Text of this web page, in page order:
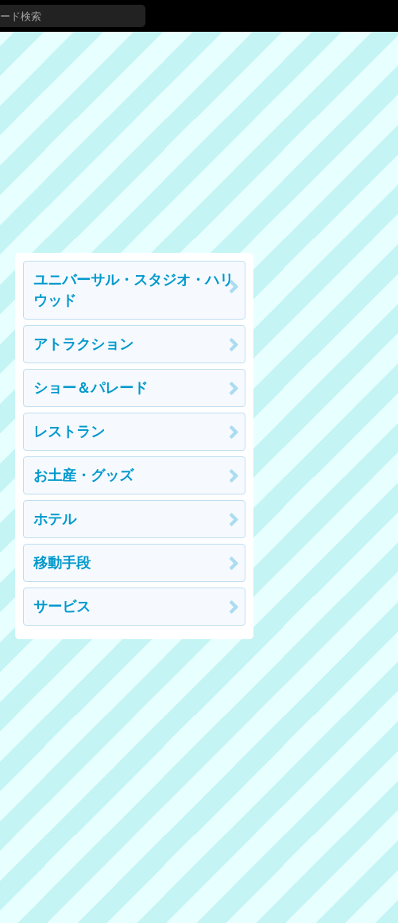
ユニバーサル・スタジオ・ハリ
ウッド
アトラクション
ショー＆パレード
レストラン
お土産・グッズ
ホテル
移動手段
サービス